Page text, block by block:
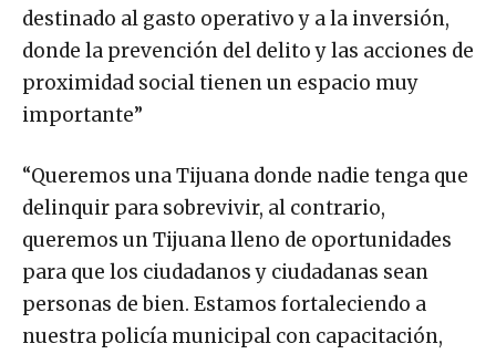
destinado al gasto operativo y a la inversión,
donde la prevención del delito y las acciones de
proximidad social tienen un espacio muy
importante”
“Queremos una Tijuana donde nadie tenga que
delinquir para sobrevivir, al contrario,
queremos un Tijuana lleno de oportunidades
para que los ciudadanos y ciudadanas sean
personas de bien. Estamos fortaleciendo a
nuestra policía municipal con capacitación,